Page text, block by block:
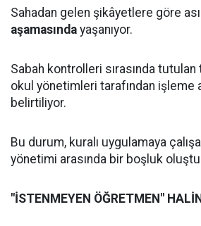
Sahadan gelen şikâyetlere göre asıl
aşamasında yaşanıyor.
Sabah kontrolleri sırasında tutulan
okul yönetimleri tarafından işleme
belirtiliyor.
Bu durum, kuralı uygulamaya
yönetimi arasında bir boşluk
"İSTENMEYEN ÖĞRETMEN"